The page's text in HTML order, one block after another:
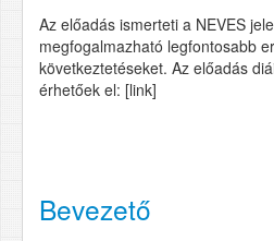
Az előadás ismerteti a NEVES
megfogalmazható legfontosabb
következtetéseket. Az előadás
érhetőek el: [link]
Bevezető